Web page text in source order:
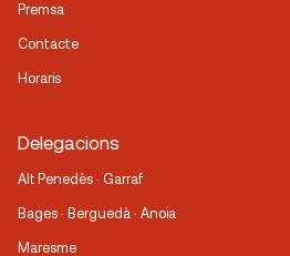
Premsa
Contacte
Horaris
Delegacions
Alt Penedès · Garraf
Bages · Berguedà · Anoia
Maresme